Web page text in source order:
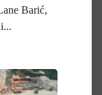
Barić,